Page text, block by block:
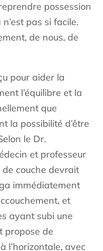
possession
pas si facile.
de nous, de
pour aider la
l’équilibre et la
que
la possibilité d’être
le Dr.
et professeur
de couche devrait
immédiatement
et
ayant subi une
propose de
l’horizontale, avec